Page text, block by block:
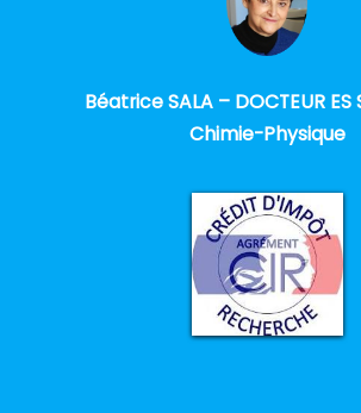
Béatrice SALA – DOCTEUR ES
Chimie-Physique